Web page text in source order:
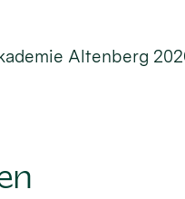
Altenberg